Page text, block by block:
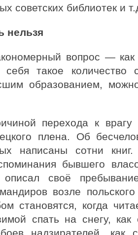
советских библиотек и
нельзя
вопрос —
себя такое количество
образованием, можно
перехода к врагу
плена. Об
написаны сотни
бывшего
своё
возле
становятся, когда
спать на снегу,